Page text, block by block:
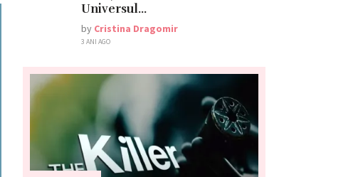
Universul…
by Cristina Dragomir
3 ANI AGO